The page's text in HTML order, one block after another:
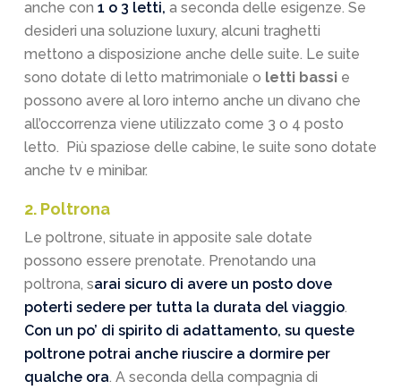
anche con 1 o 3 letti, a seconda delle esigenze. Se
desideri una soluzione luxury, alcuni traghetti
mettono a disposizione anche delle suite. Le suite
sono dotate di letto matrimoniale o letti bassi e
possono avere al loro interno anche un divano che
all’occorrenza viene utilizzato come 3 o 4 posto
letto. Più spaziose delle cabine, le suite sono dotate
anche tv e minibar.
2. Poltrona
Le poltrone, situate in apposite sale dotate
possono essere prenotate. Prenotando una
poltrona, sarai sicuro di avere un posto dove
poterti sedere per tutta la durata del viaggio.
Con un po’ di spirito di adattamento, su queste
poltrone potrai anche riuscire a dormire per
qualche ora. A seconda della compagnia di